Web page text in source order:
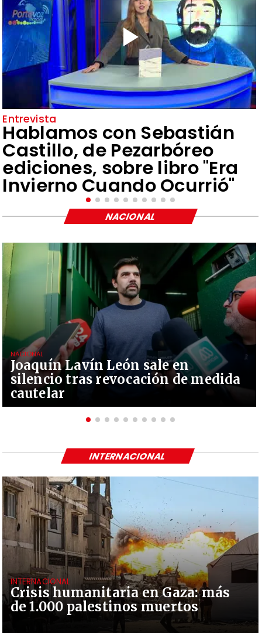
Entrevista
Hablamos con Sebastián
Castillo, de Pezarbóreo
ediciones, sobre libro "Era
Invierno Cuando Ocurrió"
Joaquín Lavín León sale en
silencio tras revocación de medida
cautelar
NACIONAL
NACIONAL
Crisis humanitaria en Gaza: más
de 1.000 palestinos muertos
INTERNACIONAL
INTERNACIONAL